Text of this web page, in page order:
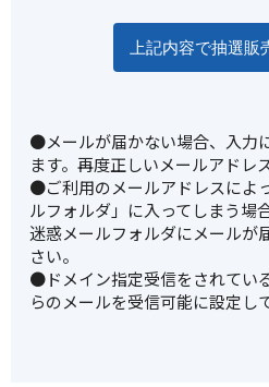
●メールが届かない場合、入力
ます。再度正しいメールアドレ
●ご利用のメールアドレスによ
ルフォルダ」に入ってしまう場
迷惑メールフォルダにメールが
さい。
●ドメイン指定受信をされてい
らのメールを受信可能に設定し